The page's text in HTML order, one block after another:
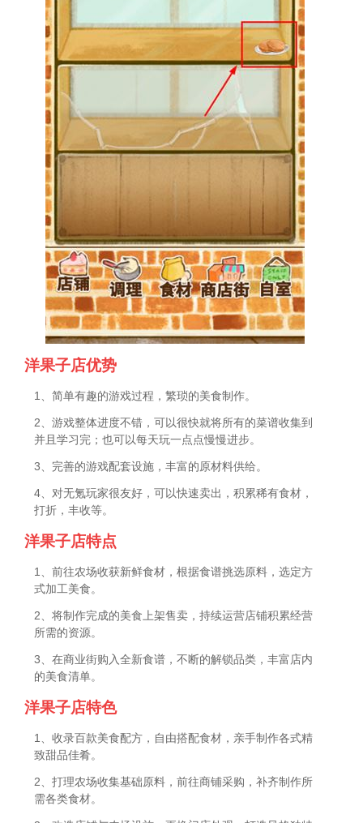
洋果子店优势
1、简单有趣的游戏过程，繁琐的美食制作。
2、游戏整体进度不错，可以很快就将所有的菜谱收集到
并且学习完；也可以每天玩一点点慢慢进步。
3、完善的游戏配套设施，丰富的原材料供给。
4、对无氪玩家很友好，可以快速卖出，积累稀有食材，
打折，丰收等。
洋果子店特点
1、前往农场收获新鲜食材，根据食谱挑选原料，选定方
式加工美食。
2、将制作完成的美食上架售卖，持续运营店铺积累经营
所需的资源。
3、在商业街购入全新食谱，不断的解锁品类，丰富店内
的美食清单。
洋果子店特色
1、收录百款美食配方，自由搭配食材，亲手制作各式精
致甜品佳肴。
2、打理农场收集基础原料，前往商铺采购，补齐制作所
需各类食材。